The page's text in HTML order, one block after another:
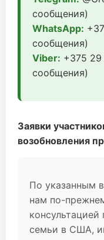
сообщения)
WhatsApp:
сообщения)
Viber: +375
сообщения)
Заявки
возобновления
По указанным
нам по-
семьи в США,